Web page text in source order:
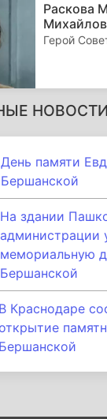
Раскова
Герой
День памяти
Бершанской
На здании
администрации
мемориальную
Бершанской
В Краснодаре
Бершанской